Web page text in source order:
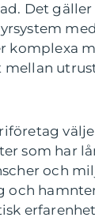
Det
komplexa
mellan
som har
och
och